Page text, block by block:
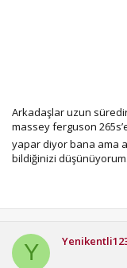
Arkadaşlar uzun
massey ferguson
yapar diyor bana ama
bildiğinizi
Y